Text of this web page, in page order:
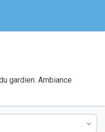
gardien. Ambiance